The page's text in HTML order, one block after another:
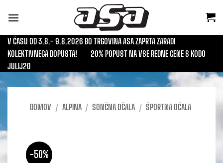
V ČASU OD 3.8.- 9.8.2026 BO TRGOVINA ASA ZAPRTA ZARADI
KOLEKTIVNEGA DOPUSTA!
20% POPUST NA VSE REDNE CENE S KODO
JULIJ20
DOMOV / ALPINA / SONČNA OČALA / ŠPORTNA OČALA
-50%